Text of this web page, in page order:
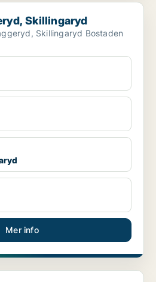
Skillingaryd
Skillingaryd Bostaden
Mer info